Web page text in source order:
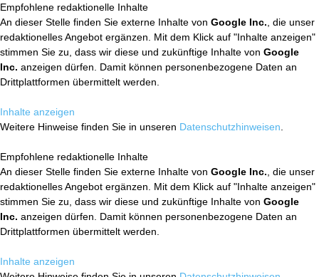
Empfohlene redaktionelle Inhalte
An dieser Stelle finden Sie externe Inhalte von Google Inc. , die unser
redaktionelles Angebot ergänzen. Mit dem Klick auf "Inhalte anzeigen"
stimmen Sie zu, dass wir diese und zukünftige Inhalte von Google
Inc. anzeigen dürfen. Damit können personenbezogene Daten an
Drittplattformen übermittelt werden.
Inhalte anzeigen
Weitere Hinweise finden Sie in unseren Datenschutzhinweisen
Empfohlene redaktionelle Inhalte
An dieser Stelle finden Sie externe Inhalte von Google Inc. , die unser
redaktionelles Angebot ergänzen. Mit dem Klick auf "Inhalte anzeigen"
stimmen Sie zu, dass wir diese und zukünftige Inhalte von Google
Inc. anzeigen dürfen. Damit können personenbezogene Daten an
Drittplattformen übermittelt werden.
Inhalte anzeigen